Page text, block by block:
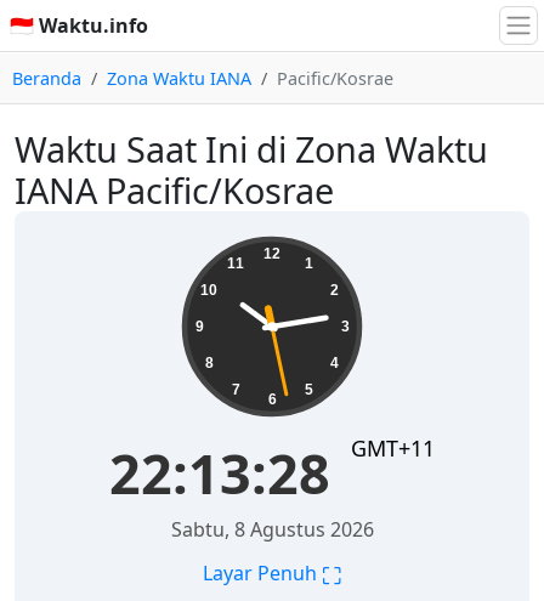
🇮🇩 Waktu.info
Beranda Zona Waktu IANA Pacific/Kosrae
Waktu Saat Ini di Zona Waktu
IANA Pacific/Kosrae
12
1
2
3
4
5
6
7
8
9
10
11
22:13:28 GMT+11
Sabtu, 8 Agustus 2026
Layar Penuh ⛶